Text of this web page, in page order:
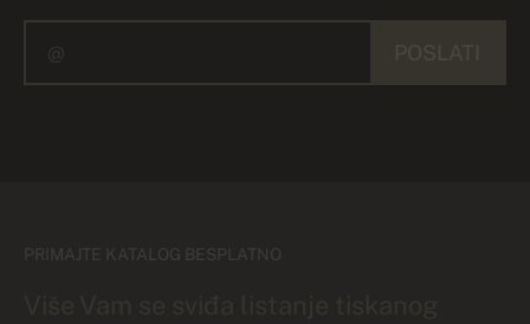
PRIMAJTE KATALOG BESPLATNO